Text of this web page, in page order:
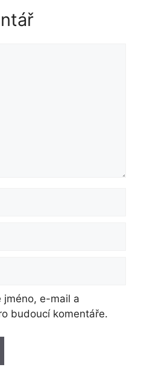
jméno, e-mail a
budoucí komentáře.